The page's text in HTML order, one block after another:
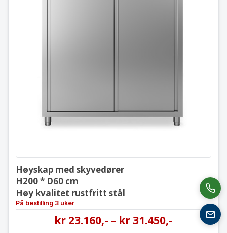
Høyskap med skyvedører
H200 * D60 cm
Høy kvalitet rustfritt stål
På bestilling 3 uker
kr 23.160,- – kr 31.450,-